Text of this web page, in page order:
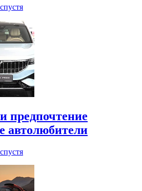
предпочтение
автолюбители